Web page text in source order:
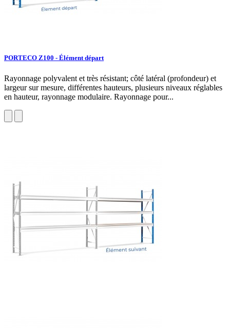
PORTECO Z100 - Élément départ
Rayonnage polyvalent et très résistant; côté latéral (profondeur) et
largeur sur mesure, différentes hauteurs, plusieurs niveaux réglables
en hauteur, rayonnage modulaire. Rayonnage pour...